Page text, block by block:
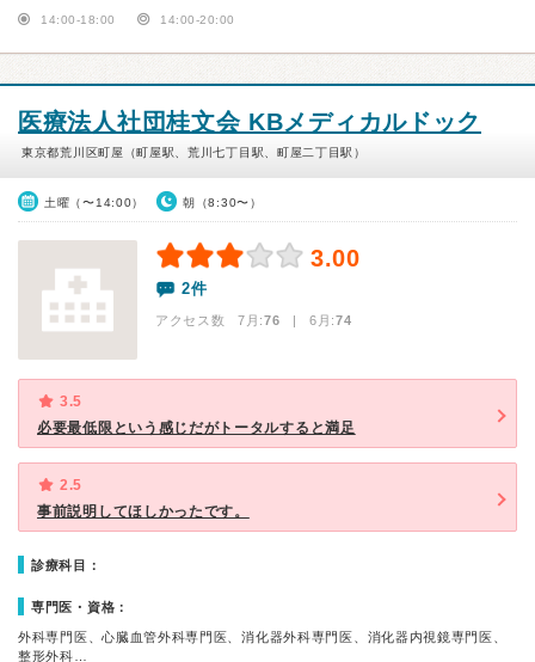
14:00-18:00 14:00-20:00
医療法人社団桂文会 KBメディカルドック
東京都荒川区町屋（町屋駅、荒川七丁目駅、町屋二丁目駅）
土曜（〜14:00） 朝（8:30〜）
3.00
2件
アクセス数 7月:76 | 6月:74
3.5
必要最低限という感じだがトータルすると満足
2.5
事前説明してほしかったです。
診療科目：
専門医・資格：
外科専門医、心臓血管外科専門医、消化器外科専門医、消化器内視鏡専門医、
整形外科…